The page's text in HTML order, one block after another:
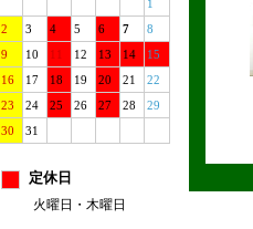
1
2
3 4 5 6 7
8
9
10 11 12 13 14
15
16
17 18 19 20 21
22
23
24 25 26 27 28
29
30
31
定休日
火曜日・木曜日